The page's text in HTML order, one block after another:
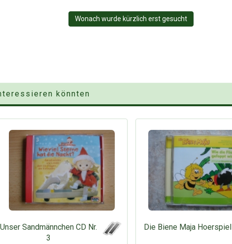
Wonach wurde kürzlich erst gesucht
könnten
Unser Sandmännchen CD Nr.
3
Die Biene Maja Hoerspiel